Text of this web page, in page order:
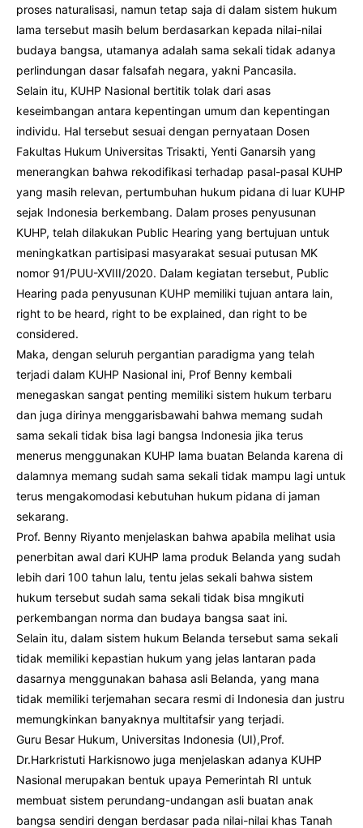
proses naturalisasi, namun tetap saja di dalam sistem hukum
lama tersebut masih belum berdasarkan kepada nilai-nilai
budaya bangsa, utamanya adalah sama sekali tidak adanya
perlindungan dasar falsafah negara, yakni Pancasila.
Selain itu, KUHP Nasional bertitik tolak dari asas
keseimbangan antara kepentingan umum dan kepentingan
individu. Hal tersebut sesuai dengan pernyataan Dosen
Fakultas Hukum Universitas Trisakti, Yenti Ganarsih yang
menerangkan bahwa rekodifikasi terhadap pasal-pasal KUHP
yang masih relevan, pertumbuhan hukum pidana di luar KUHP
sejak Indonesia berkembang. Dalam proses penyusunan
KUHP, telah dilakukan Public Hearing yang bertujuan untuk
meningkatkan partisipasi masyarakat sesuai putusan MK
nomor 91/PUU-XVIII/2020. Dalam kegiatan tersebut, Public
Hearing pada penyusunan KUHP memiliki tujuan antara lain,
right to be heard, right to be explained, dan right to be
considered.
Maka, dengan seluruh pergantian paradigma yang telah
terjadi dalam KUHP Nasional ini, Prof Benny kembali
menegaskan sangat penting memiliki sistem hukum terbaru
dan juga dirinya menggarisbawahi bahwa memang sudah
sama sekali tidak bisa lagi bangsa Indonesia jika terus
menerus menggunakan KUHP lama buatan Belanda karena di
dalamnya memang sudah sama sekali tidak mampu lagi untuk
terus mengakomodasi kebutuhan hukum pidana di jaman
sekarang.
Prof. Benny Riyanto menjelaskan bahwa apabila melihat usia
penerbitan awal dari KUHP lama produk Belanda yang sudah
lebih dari 100 tahun lalu, tentu jelas sekali bahwa sistem
hukum tersebut sudah sama sekali tidak bisa mngikuti
perkembangan norma dan budaya bangsa saat ini.
Selain itu, dalam sistem hukum Belanda tersebut sama sekali
tidak memiliki kepastian hukum yang jelas lantaran pada
dasarnya menggunakan bahasa asli Belanda, yang mana
tidak memiliki terjemahan secara resmi di Indonesia dan justru
memungkinkan banyaknya multitafsir yang terjadi.
Guru Besar Hukum, Universitas Indonesia (UI),Prof.
Dr.Harkristuti Harkisnowo juga menjelaskan adanya KUHP
Nasional merupakan bentuk upaya Pemerintah RI untuk
membuat sistem perundang-undangan asli buatan anak
bangsa sendiri dengan berdasar pada nilai-nilai khas Tanah